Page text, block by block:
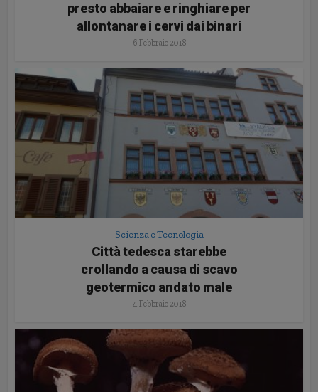
presto abbaiare e ringhiare per
allontanare i cervi dai binari
6 Febbraio 2018
Scienza e Tecnologia
Città tedesca starebbe
crollando a causa di scavo
geotermico andato male
4 Febbraio 2018